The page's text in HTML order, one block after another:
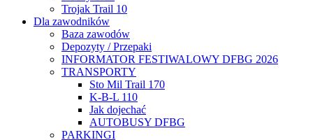
Trojak Trail 10
Dla zawodników
Baza zawodów
Depozyty / Przepaki
INFORMATOR FESTIWALOWY DFBG 2026
TRANSPORTY
Sto Mil Trail 170
K-B-L 110
Jak dojechać
AUTOBUSY DFBG
PARKINGI